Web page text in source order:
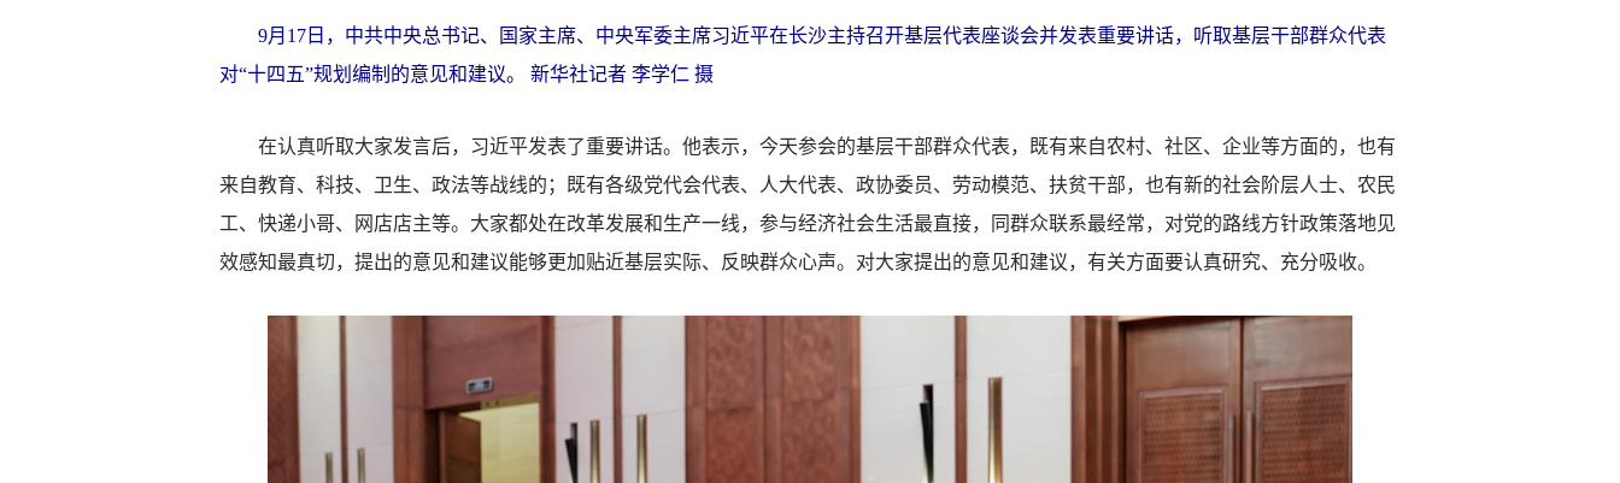
9月17日，中共中央总书记、国家主席、中央军委主席习近平在长沙主持召开基层代表座谈会并发表重要讲话，听取基层干部群众代表
对“十四五”规划编制的意见和建议。 新华社记者 李学仁 摄
在认真听取大家发言后，习近平发表了重要讲话。他表示，今天参会的基层干部群众代表，既有来自农村、社区、企业等方面的，也有
来自教育、科技、卫生、政法等战线的；既有各级党代会代表、人大代表、政协委员、劳动模范、扶贫干部，也有新的社会阶层人士、农民
工、快递小哥、网店店主等。大家都处在改革发展和生产一线，参与经济社会生活最直接，同群众联系最经常，对党的路线方针政策落地见
效感知最真切，提出的意见和建议能够更加贴近基层实际、反映群众心声。对大家提出的意见和建议，有关方面要认真研究、充分吸收。